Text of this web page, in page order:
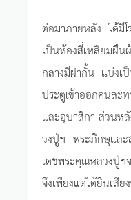
ต่อมาภายหลัง ได้มี
เป็นห้องสี่เหลี่ยมผืน
กลางมีฝากั้น แบ่ง
ประตูเข้าออกคนล
และอุบาสิกา ส่วนห
วงปู่ฯ พระภิกษุแล
เดชพระคุณหลวงปู่
จึงเพียงแต่ได้ยินเสี